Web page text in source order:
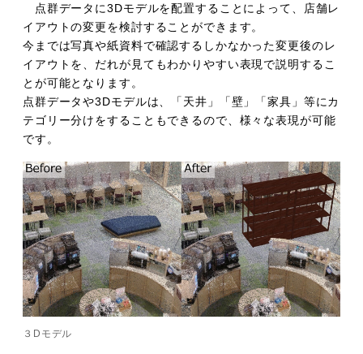
点群データに3Dモデルを配置することによって、店舗レ
イアウトの変更を検討することができます。
今までは写真や紙資料で確認するしかなかった変更後のレ
イアウトを、だれが見てもわかりやすい表現で説明するこ
とが可能となります。
点群データや3Dモデルは、「天井」「壁」「家具」等にカ
テゴリー分けをすることもできるので、様々な表現が可能
です。
３Dモデル